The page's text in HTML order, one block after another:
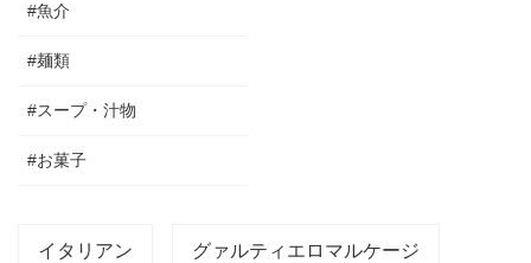
#魚介
#麺類
#スープ・汁物
#お菓子
イタリアン グァルティエロマルケージ